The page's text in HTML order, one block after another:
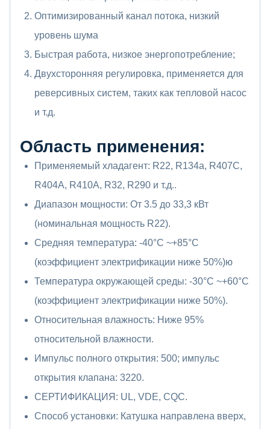
Оптимизированный канал потока, низкий
уровень шума
Быстрая работа, низкое энергопотребление;
Двухсторонняя регулировка, применяется для
реверсивных систем, таких как тепловой насос
и т.д.
Область применения:
Применяемый хладагент: R22, R134a, R407C,
R404A, R410A, R32, R290 и т.д..
Диапазон мощности: От 3.5 до 33,3 кВт
(номинальная мощность R22).
Средняя температура: -40°C ~+85°C
(коэффициент электрификации ниже 50%)ю
Температура окружающей среды: -30°C ~+60°C
(коэффициент электрификации ниже 50%).
Относительная влажность: Ниже 95%
относительной влажности.
Импульс полного открытия: 500; импульс
открытия клапана: 3220.
СЕРТИФИКАЦИЯ: UL, VDE, CQC.
Способ установки: Катушка направлена вверх,